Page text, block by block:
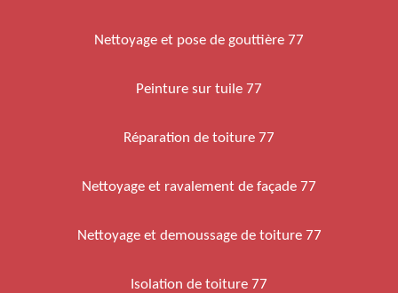
Nettoyage et pose de gouttière 77
Peinture sur tuile 77
Réparation de toiture 77
Nettoyage et ravalement de façade 77
Nettoyage et demoussage de toiture 77
Isolation de toiture 77